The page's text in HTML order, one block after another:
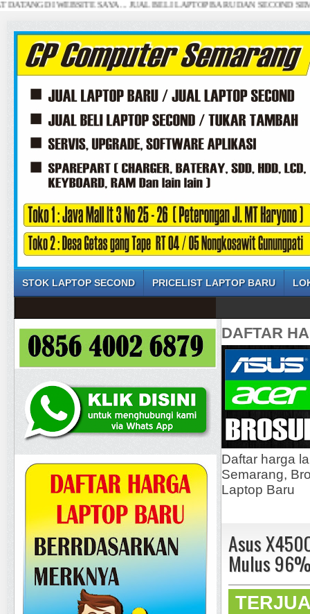
DI WEBSITE SAYA ... JUAL BELI LAPTOP BARU DAN SECOND
STOK LAPTOP SECOND PRICELIST LAPTOP BARU
DAFTAR
Daftar harga
Semarang,
Laptop Baru
Asus
Mulus